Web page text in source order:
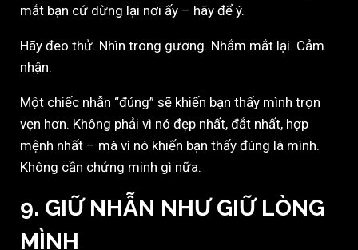
mắt bạn cứ dừng lại nơi ấy – hãy để ý.
Hãy đeo thử. Nhìn trong gương. Nhắm mắt lại. Cảm
nhận.
Một chiếc nhẫn “đúng” sẽ khiến bạn thấy mình trọn
vẹn hơn. Không phải vì nó đẹp nhất, đắt nhất, hợp
mệnh nhất – mà vì nó khiến bạn thấy đúng là mình.
Không cần chứng minh gì nữa.
9. GIỮ NHẪN NHƯ GIỮ LÒNG
MÌNH